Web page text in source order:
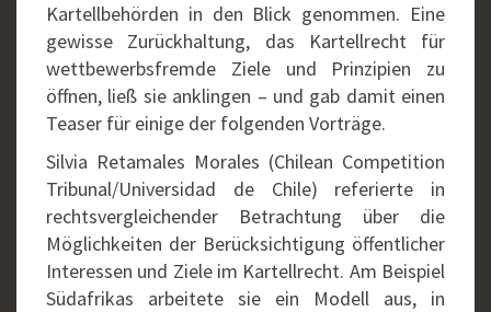
Kartellbehörden in den Blick genommen. Eine
gewisse Zurückhaltung, das Kartellrecht für
wettbewerbsfremde Ziele und Prinzipien zu
öffnen, ließ sie anklingen – und gab damit einen
Teaser für einige der folgenden Vorträge.
Silvia Retamales Morales (Chilean Competition
Tribunal/Universidad de Chile) referierte in
rechtsvergleichender Betrachtung über die
Möglichkeiten der Berücksichtigung öffentlicher
Interessen und Ziele im Kartellrecht. Am Beispiel
Südafrikas arbeitete sie ein Modell aus, in